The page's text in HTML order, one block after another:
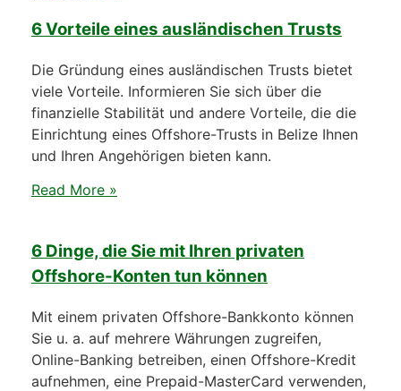
6 Vorteile eines ausländischen Trusts
Die Gründung eines ausländischen Trusts bietet
viele Vorteile. Informieren Sie sich über die
finanzielle Stabilität und andere Vorteile, die die
Einrichtung eines Offshore-Trusts in Belize Ihnen
und Ihren Angehörigen bieten kann.
Read More »
6 Dinge, die Sie mit Ihren privaten
Offshore-Konten tun können
Mit einem privaten Offshore-Bankkonto können
Sie u. a. auf mehrere Währungen zugreifen,
Online-Banking betreiben, einen Offshore-Kredit
aufnehmen, eine Prepaid-MasterCard verwenden,